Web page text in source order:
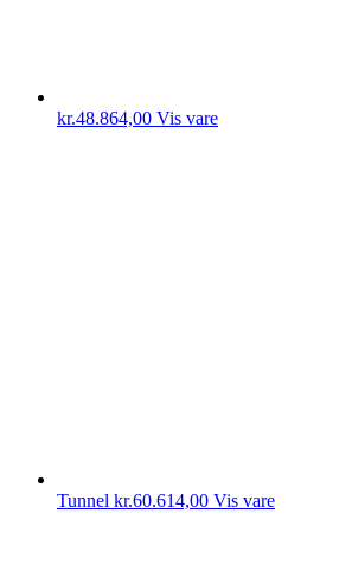
kr.48.864,00 Vis vare
Tunnel kr.60.614,00 Vis vare